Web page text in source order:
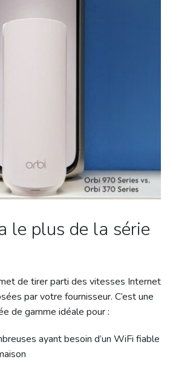
le plus de la série
de tirer parti des vitesses Internet
par votre fournisseur. C’est une
de gamme idéale pour :
ayant besoin d’un WiFi fiable